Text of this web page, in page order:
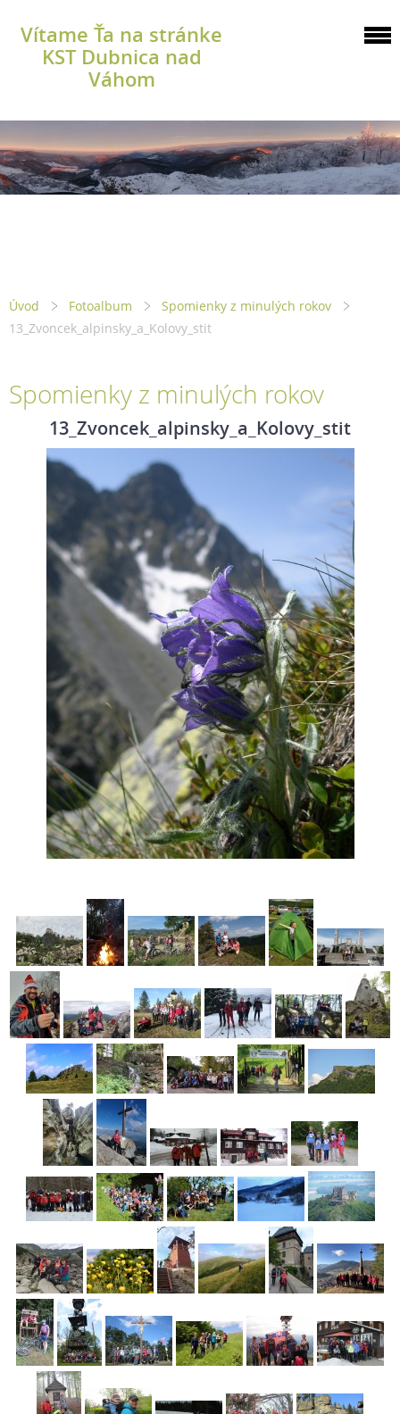
Vítame Ťa na stránke
KST Dubnica nad
Váhom
Úvod Fotoalbum
Spomienky z minulých rokov
13_Zvoncek_alpinsky_a_Kolovy_stit
Spomienky z minulých rokov
13_Zvoncek_alpinsky_a_Kolovy_stit